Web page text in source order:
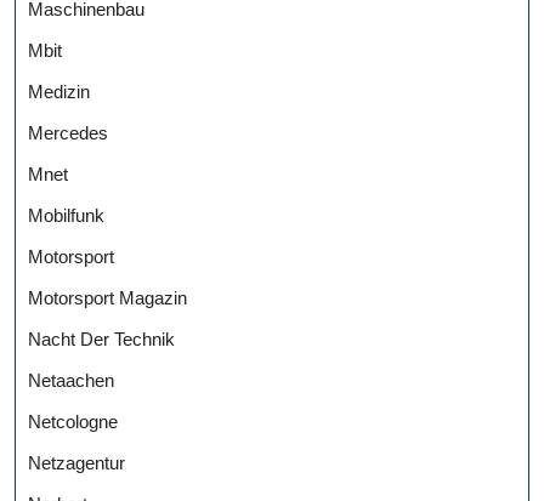
Maschinenbau
Mbit
Medizin
Mercedes
Mnet
Mobilfunk
Motorsport
Motorsport Magazin
Nacht Der Technik
Netaachen
Netcologne
Netzagentur